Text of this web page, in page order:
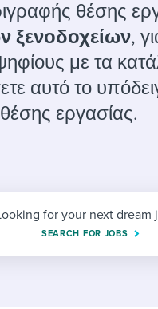
stories
stories
stories
θέσης
ξενοδοχείων,
με τα
αυτό το
εργασίας.
for your next dream
SEARCH FOR JOBS